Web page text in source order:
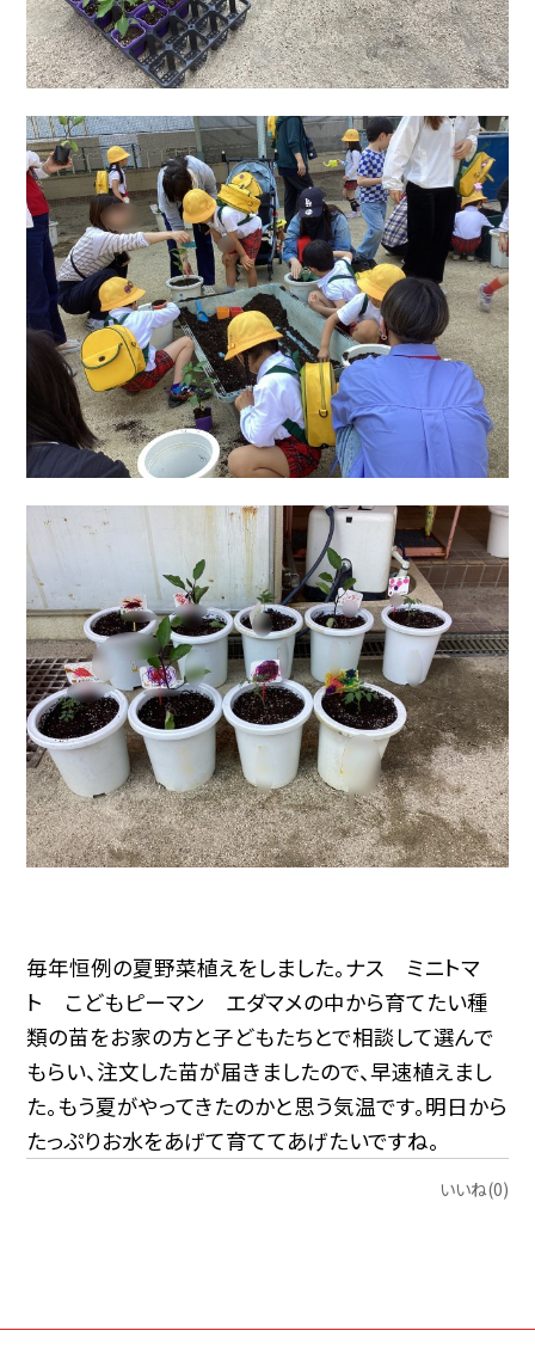
毎年恒例の夏野菜植えをしました。ナス ミニトマ
ト こどもピーマン エダマメの中から育てたい種
類の苗をお家の方と子どもたちとで相談して選んで
もらい、注文した苗が届きましたので、早速植えまし
た。もう夏がやってきたのかと思う気温です。明日から
たっぷりお水をあげて育ててあげたいですね。
いいね(0)